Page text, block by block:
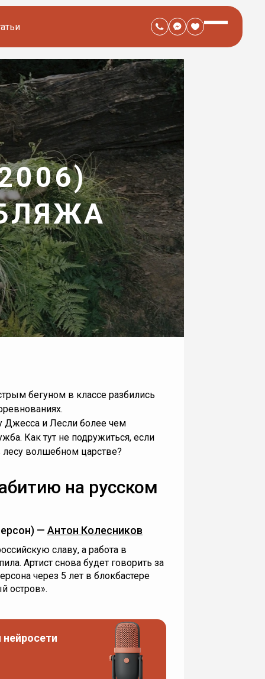
бегуном в классе разбились
Джесса и Лесли более чем
Как тут не подружиться, если
волшебном царстве?
на русском
— Антон Колесников
славу, а работа в
Артист снова будет говорить за
через 5 лет в блокбастере
остров».